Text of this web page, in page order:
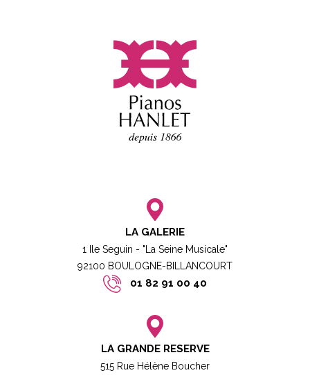
LA GALERIE
1 Ile Seguin - "La Seine Musicale"
92100 BOULOGNE-BILLANCOURT​
01 82 91 00 40
LA GRANDE RESERVE
515 Rue Hélène Boucher